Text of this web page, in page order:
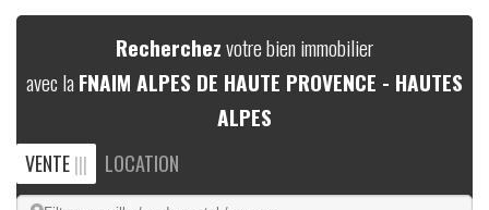
Recherchezvotre bien immobilier
avec la FNAIM ALPES DE HAUTE PROVENCE - HAUTES
ALPES
VENTE ||| LOCATION